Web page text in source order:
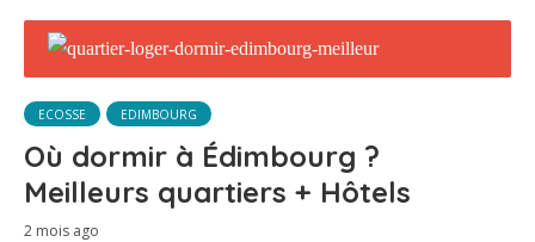
ECOSSE EDIMBOURG
Où dormir à Édimbourg ?
Meilleurs quartiers + Hôtels
2 mois ago